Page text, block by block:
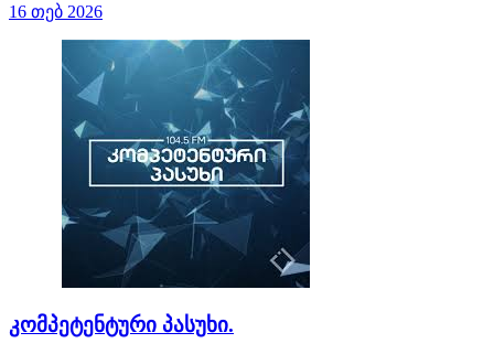
16 თებ 2026
კომპეტენტური პასუხი.